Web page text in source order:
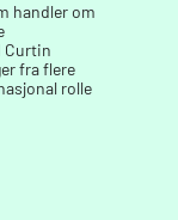
handler om
Curtin
fra flere
rolle